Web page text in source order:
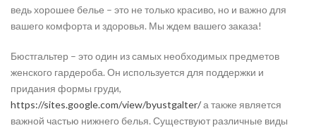
ведь хорошее белье – это не только красиво, но и важно для
вашего комфорта и здоровья. Мы ждем вашего заказа!
Бюстгальтер – это один из самых необходимых предметов
женского гардероба. Он используется для поддержки и
придания формы груди,
https://sites.google.com/view/byustgalter/а также является
важной частью нижнего белья. Существуют различные виды